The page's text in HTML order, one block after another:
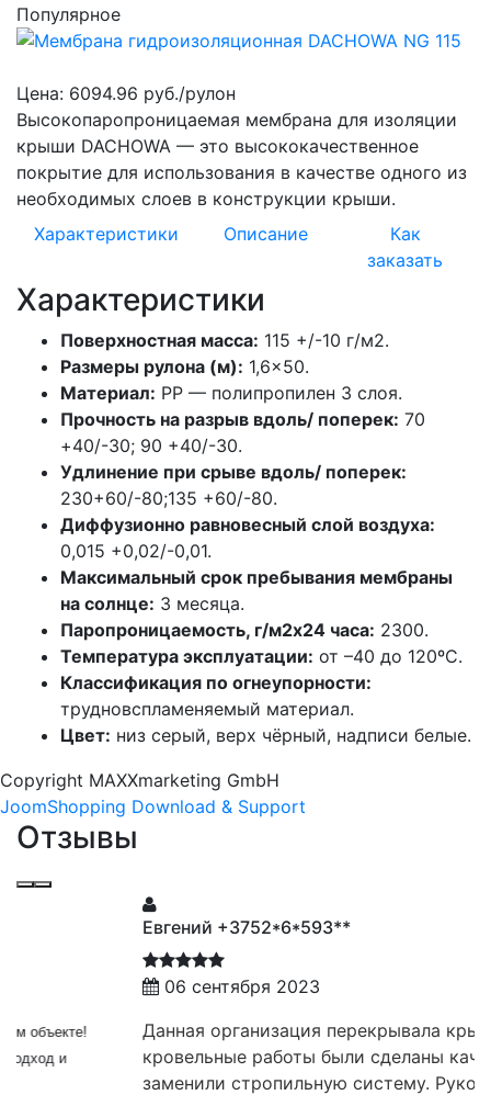
Популярное
Цена: 6094.96 руб./рулон
Высокопаропроницаемая мембрана для изоляции
крыши DACHOWA — это высококачественное
покрытие для использования в качестве одного из
необходимых слоев в конструкции крыши.
Характеристики
Описание
Как
заказать
Характеристики
Поверхностная масса: 115 +/-10 г/м2.
Размеры рулона (м): 1,6×50.
Материал: РР — полипропилен 3 слоя.
Прочность на разрыв вдоль/ поперек: 70
+40/-30; 90 +40/-30.
Удлинение при срыве вдоль/ поперек:
230+60/-80;135 +60/-80.
Диффузионно равновесный слой воздуха:
0,015 +0,02/-0,01.
Максимальный срок пребывания мембраны
на солнце: 3 месяца.
Паропроницаемость, г/м2х24 часа: 2300.
Температура эксплуатации: от –40 до 120ºС.
Классификация по огнеупорности:
трудновспламеняемый материал.
Цвет: низ серый, верх чёрный, надписи белые.
Copyright MAXXmarketing GmbH
JoomShopping Download & Support
Отзывы
Евгений +3752*6*593**
06 сентября 2023
Данная организация перекрывала крышу,
кровельные работы были сделаны качественно,
заменили стропильную систему. Руководству